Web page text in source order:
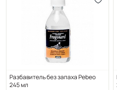
Разбавитель без запаха Pebeo
245 мл